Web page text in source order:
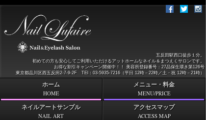
五反田駅西口徒歩１分。
初めての方も安心してご利用いただけるアットホームなネイル＆まつえくサロンです。
お得な割引キャンペーン開催中！！ 美容所登録番号：27品保生環き第126号
東京都品川区西五反田2-7-9-2F TEl：03-5935-7216（平日 12時－22時／土・祝 12時－21時）
ホーム
HOME
メニュー・料金
MENU/PRICE
ネイルアートサンプル
NAIL ART
アクセスマップ
ACCESS MAP